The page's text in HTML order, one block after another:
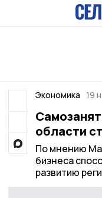
Экономика 19
области
По мнению
бизнеса
развитию